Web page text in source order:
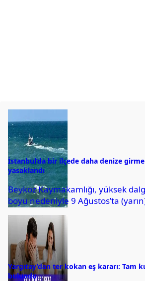
İstanbul’da bir ilçede daha denize
yasaklandı
Beykoz Kaymakamlığı, yüksek
boyu nedeniyle 9 Ağustos’ta
ilçede denize girmenin
açıkladı.
Yargıtay’dan ter kokan eş kararı: Tam
bulundu